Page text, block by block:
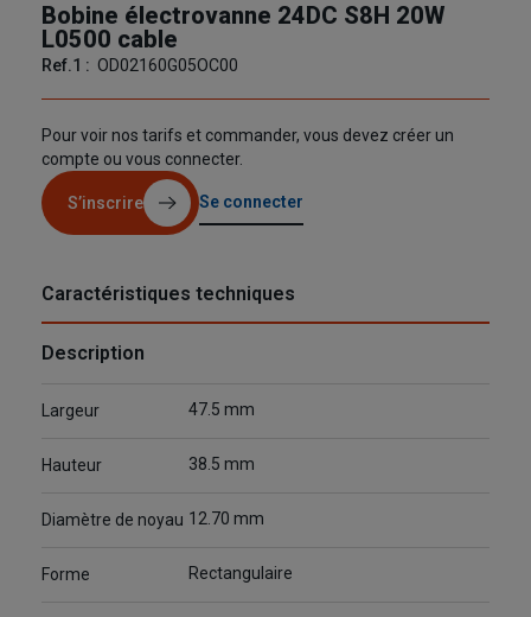
Bobine électrovanne 24DC S8H 20W
L0500 cable
Ref.1 : OD02160G05OC00
Pour voir nos tarifs et commander, vous devez créer un
compte ou vous connecter.
S’inscrire Se connecter
Caractéristiques techniques
Description
Largeur 47.5 mm
Hauteur 38.5 mm
Diamètre de noyau 12.70 mm
Forme Rectangulaire